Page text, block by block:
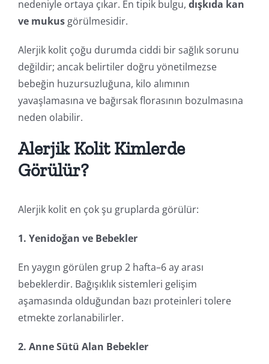
nedeniyle ortaya çıkar. En tipik bulgu, dışkıda kan
ve mukusgörülmesidir.
Alerjik kolit çoğu durumda ciddi bir sağlık sorunu
değildir; ancak belirtiler doğru yönetilmezse
bebeğin huzursuzluğuna, kilo alımının
yavaşlamasına ve bağırsak florasının bozulmasına
neden olabilir.
Alerjik Kolit Kimlerde
Görülür?
Alerjik kolit en çok şu gruplarda görülür:
1. Yenidoğan ve Bebekler
En yaygın görülen grup 2 hafta–6 ay arası
bebeklerdir. Bağışıklık sistemleri gelişim
aşamasında olduğundan bazı proteinleri tolere
etmekte zorlanabilirler.
2. Anne Sütü Alan Bebekler